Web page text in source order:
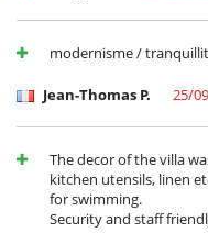
Personal
Cocinero
Personal doméstico
modernisme /
Jean-Thomas P. 25/
The decor of the villa
kitchen utensils, linen
for swimming.
Security and staff